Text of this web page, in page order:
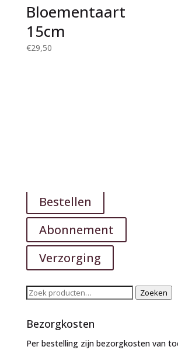
Bloementaart
15cm
€29,50
Bestellen
Abonnement
Verzorging
Zoeken
Zoeken
Bezorgkosten
Per bestelling zijn bezorgkosten van